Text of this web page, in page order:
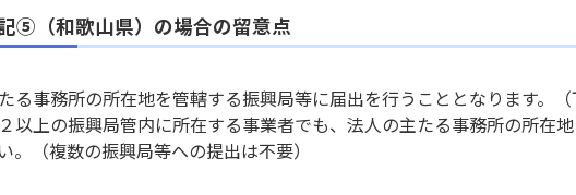
⑤（和歌山県）の場合の留意点
る事務所の所在地を管轄する振興局等に届出を行うこととなります。（
以上の振興局管内に所在する事業者でも、法人の主たる事務所の所在
。（複数の振興局等への提出は不要）